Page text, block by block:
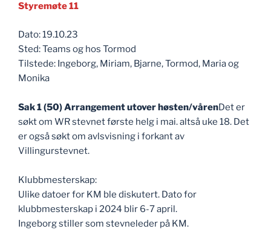
Styremøte 11
Dato: 19.10.23
Sted: Teams og hos Tormod
Tilstede: Ingeborg, Miriam, Bjarne, Tormod, Maria og
Monika
Sak 1 (50) Arrangement utover høsten/vårenDet er
søkt om WR stevnet første helg i mai. altså uke 18. Det
er også søkt om avlsvisning i forkant av
Villingurstevnet.
Klubbmesterskap:
Ulike datoer for KM ble diskutert. Dato for
klubbmesterskap i 2024 blir 6-7 april.
Ingeborg stiller som stevneleder på KM.